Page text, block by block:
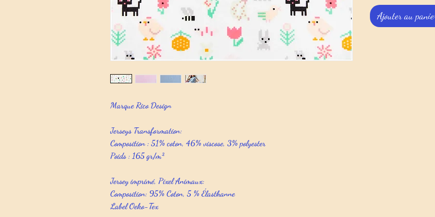
Marque Rico Design
Jerseys Transformation:
Composition : 51% coton, 46% viscose, 3% polyester
Poids : 165 gr/m²
Jersey imprimé, Pixel Animaux:
Composition: 95% Coton, 5 % Élasthanne
Label Oeko-Tex
Ajouter au